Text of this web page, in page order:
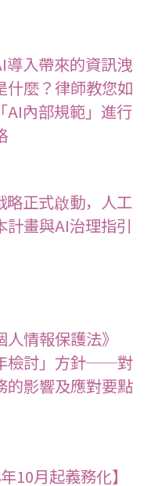
導入帶來的資訊洩
什麼？律師教您如
AI內部規範」進行
略正式啟動，人工
計畫與AI治理指引
人情報保護法》
檢討」方針──對
的影響及應對要點
年10月起義務化】